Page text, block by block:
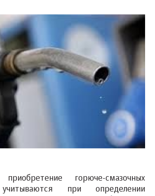
горюче-смазочных
при определении